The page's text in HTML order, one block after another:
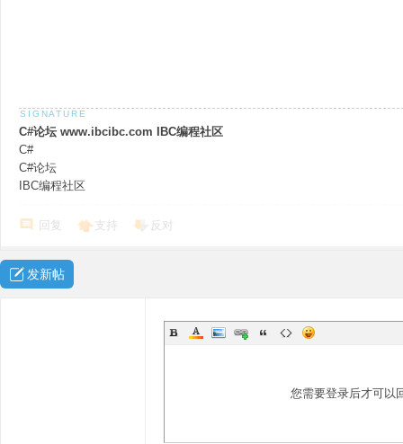
C#论坛 www.ibcibc.com IBC编程社区
C#
C#论坛
IBC编程社区
回复 支持 反对
发新帖
您需要登录后才可以